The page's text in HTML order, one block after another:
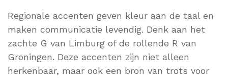
Regionale accenten geven kleur aan de taal en
maken communicatie levendig. Denk aan het
zachte G van Limburg of de rollende R van
Groningen. Deze accenten zijn niet alleen
herkenbaar, maar ook een bron van trots voor